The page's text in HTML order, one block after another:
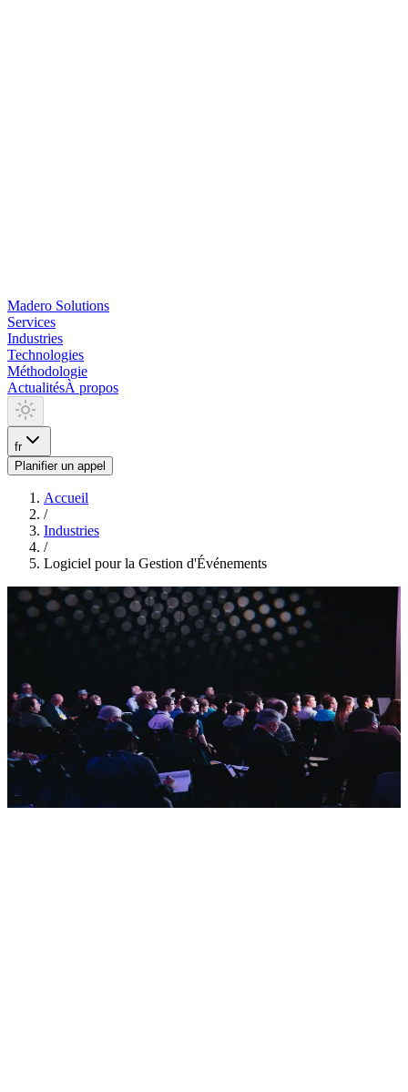
Madero Solutions
Services
Industries
Technologies
Méthodologie
ActualitésÀ propos
fr
Planifier un appel
Accueil
/
Industries
/
Logiciel pour la Gestion d'Événements
INDUSTRIA
Logiciel pour la Gestion
Nous construisons des systèmes pour événements: inscription et
billetterie, apps avec agenda et networking, gestion des participants
et reporting. Support pour événements en présentiel, hybrides et
virtuels. Intégration paiements, check-in et outils marketing.
Solutions pour congrès, conférences, festivals et événements
d'entreprise.